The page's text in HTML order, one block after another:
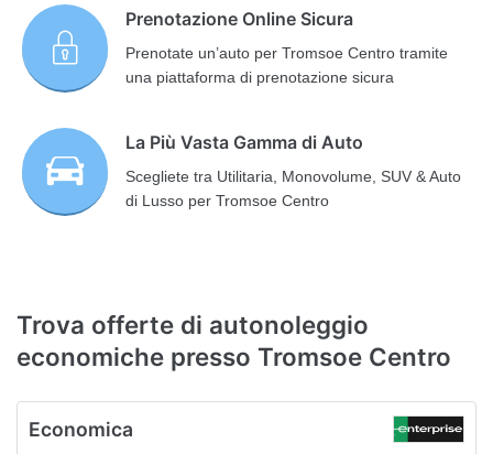
Prenotazione Online Sicura
Prenotate un’auto per Tromsoe Centro tramite
una piattaforma di prenotazione sicura
La Più Vasta Gamma di Auto
Scegliete tra Utilitaria, Monovolume, SUV & Auto
di Lusso per Tromsoe Centro
Trova offerte di autonoleggio
economiche presso Tromsoe Centro
Economica